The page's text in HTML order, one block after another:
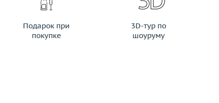
Подарок при
покупке
3D-тур по
шоуруму